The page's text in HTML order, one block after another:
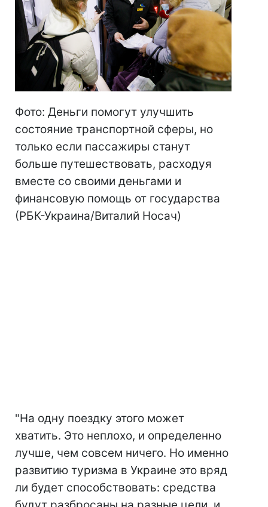
Фото: Деньги помогут улучшить
состояние транспортной сферы, но
только если пассажиры станут
больше путешествовать, расходуя
вместе со своими деньгами и
финансовую помощь от государства
(РБК-Украина/Виталий Носач)
"На одну поездку этого может
хватить. Это неплохо, и определенно
лучше, чем совсем ничего. Но именно
развитию туризма в Украине это вряд
ли будет способствовать: средства